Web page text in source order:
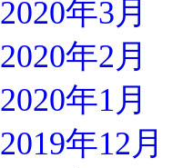
2020年3月
2020年2月
2020年1月
2019年12月